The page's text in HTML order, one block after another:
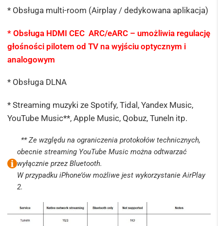
* Obsługa multi-room (Airplay / dedykowana aplikacja)
* Obsługa HDMI CEC ARC/eARC – umożliwia regulację
głośności pilotem od TV na wyjściu optycznym i
analogowym
* Obsługa DLNA
* Streaming muzyki ze Spotify, Tidal, Yandex Music,
YouTube Music**, Apple Music, Qobuz, Tuneln itp.
** Ze względu na ograniczenia protokołów technicznych,
obecnie streaming YouTube Music można odtwarzać
wyłącznie przez Bluetooth.
W przypadku iPhone’ów możliwe jest wykorzystanie AirPlay
2.